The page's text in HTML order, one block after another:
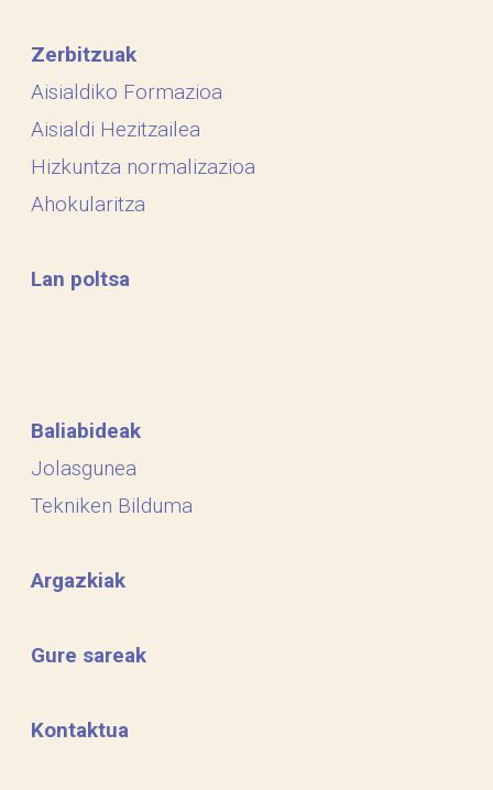
Zerbitzuak
Aisialdiko Formazioa
Aisialdi Hezitzailea
Hizkuntza normalizazioa
Ahokularitza
Lan poltsa
Baliabideak
Jolasgunea
Tekniken Bilduma
Argazkiak
Gure sareak
Kontaktua